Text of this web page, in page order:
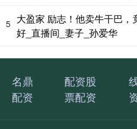
5 大盈家 励志！他卖牛干巴
好_直播间_妻子_孙爱华
名鼎
配资
配资股
票配资